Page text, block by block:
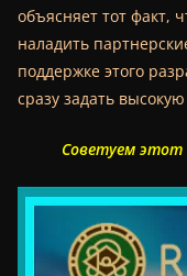
объясняет тот факт,
наладить
поддержке этого
сразу задать
Советуем этот